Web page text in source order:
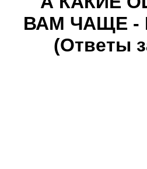
ВАМ ЧАЩЕ -
(Ответы